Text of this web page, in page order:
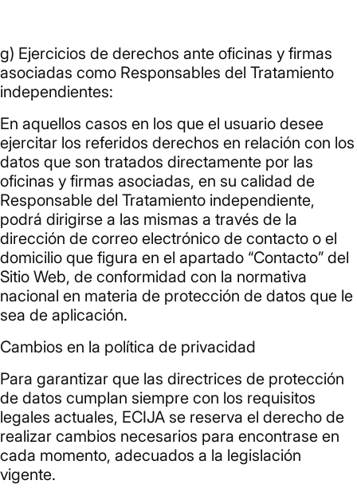
g) Ejercicios de derechos ante oficinas y firmas
asociadas como Responsables del Tratamiento
independientes:
En aquellos casos en los que el usuario desee
ejercitar los referidos derechos en relación con los
datos que son tratados directamente por las
oficinas y firmas asociadas, en su calidad de
Responsable del Tratamiento independiente,
podrá dirigirse a las mismas a través de la
dirección de correo electrónico de contacto o el
domicilio que figura en el apartado “Contacto” del
Sitio Web, de conformidad con la normativa
nacional en materia de protección de datos que le
sea de aplicación.
Cambios en la política de privacidad
Para garantizar que las directrices de protección
de datos cumplan siempre con los requisitos
legales actuales, ECIJA se reserva el derecho de
realizar cambios necesarios para encontrase en
cada momento, adecuados a la legislación
vigente.